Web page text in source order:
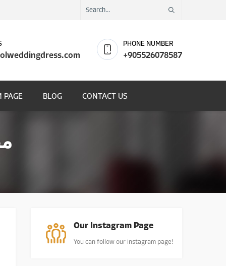
PHONE NUMBER
+905526078587
PAGE BLOG CONTACT US
Our Instagram Page
You can follow our instagram page!